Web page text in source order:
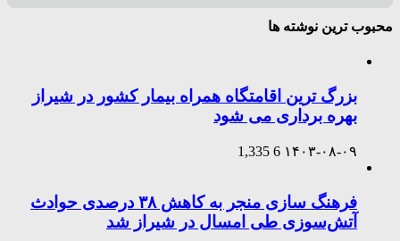
محبوب ترین نوشته ها
بزرگ ترین اقامتگاه همراه بیمار کشور در شیراز
بهره برداری می شود
۱۴۰۳-۰۸-۰۹ 6
1,335
فرهنگ سازی منجر به کاهش ۳۸ درصدی حوادث
آتش‌سوزی طی امسال در شیراز شد